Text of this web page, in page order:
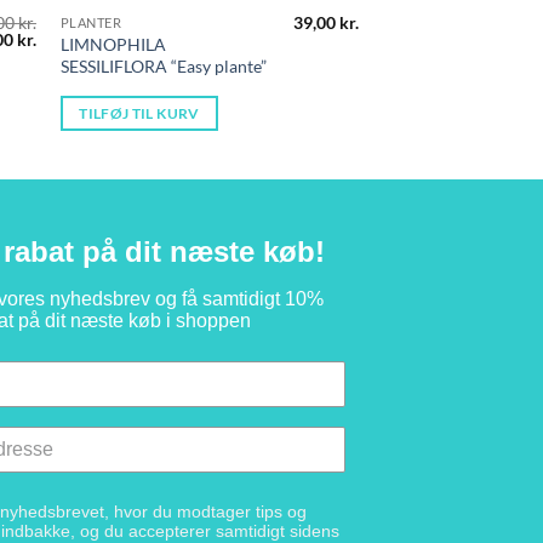
kr.
kr. Den
aktuelle
pris
40,00 kr..
PLANTER
LIMNOPHILA
SESSILIFLORA “Easy plante”
39,00 kr.
TILFØJ TIL KURV
rabat på dit næste køb!
nyhedsbrev og få samtidigt 10%
på dit næste køb i shoppen
hvor du modtager tips og
og du accepterer samtidigt sidens